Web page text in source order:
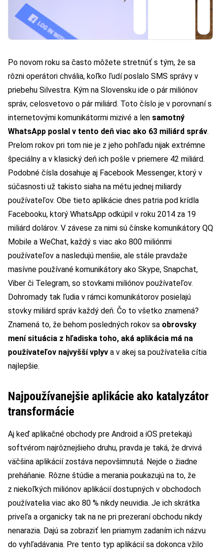
Po novom roku sa často môžete stretnúť s tým, že sa
rôzni operátori chvália, koľko ľudí poslalo SMS správy v
priebehu Silvestra. Kým na Slovensku ide o pár miliónov
správ, celosvetovo o pár miliárd. Toto číslo je v porovnaní s
internetovými komunikátormi mizivé a len samotný
WhatsApp poslal v tento deň viac ako 63 miliárd správ.
Prelom rokov pri tom nie je z jeho pohľadu nijak extrémne
špeciálny a v klasický deň ich pošle v priemere 42 miliárd.
Podobné čísla dosahuje aj Facebook Messenger, ktorý v
súčasnosti už takisto siaha na métu jednej miliardy
používateľov. Obe tieto aplikácie dnes patria pod krídla
Facebooku, ktorý WhatsApp odkúpil v roku 2014 za 19
miliárd dolárov. V závese za nimi sú čínske komunikátory QQ
Mobile a WeChat, každý s viac ako 800 miliónmi
používateľov a nasledujú menšie, ale stále pravdaže
masívne používané komunikátory ako Skype, Snapchat,
Viber či Telegram, so stovkami miliónov používateľov.
Dohromady tak ľudia v rámci komunikátorov posielajú
stovky miliárd správ každý deň. Čo to všetko znamená?
Znamená to, že behom posledných rokov sa obrovsky
mení situácia z hľadiska toho, aká aplikácia má na
používateľov najvyšší vplyv a v akej sa používatelia cítia
najlepšie.
Najpoužívanejšie aplikácie ako katalyzátor
transformácie
Aj keď aplikačné obchody pre Android a iOS pretekajú
softvérom najrôznejšieho druhu, pravda je taká, že drvivá
väčšina aplikácií zostáva nepovšimnutá. Nejde o žiadne
preháňanie. Rôzne štúdie a merania poukazujú na to, že
z niekoľkých miliónov aplikácií dostupných v obchodoch
používatelia viac ako 80 % nikdy neuvidia. Je ich skrátka
priveľa a organicky tak na ne pri prezeraní obchodu nikdy
nenarazia. Dajú sa zobraziť len priamym zadaním ich názvu
do vyhľadávania. Pre tento typ aplikácií sa dokonca vžilo